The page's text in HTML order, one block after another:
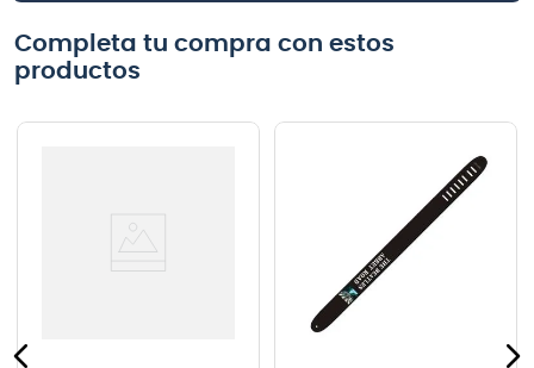
Completa tu compra con estos
productos